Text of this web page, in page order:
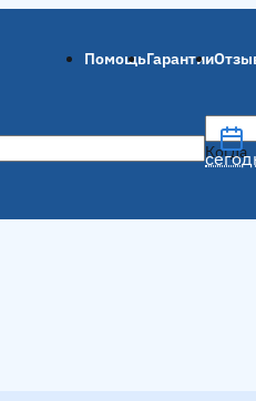
ПомощьГарантии
Когда
Когда